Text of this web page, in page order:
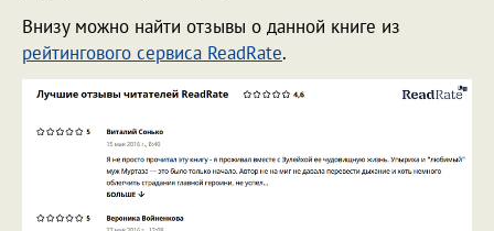
Внизу можно найти отзывы о данной книге из
рейтингового сервиса ReadRate.